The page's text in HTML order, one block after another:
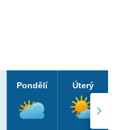
Pondělí Úterý